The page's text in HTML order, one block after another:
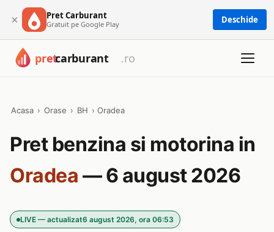
× Pret Carburant
Gratuit pe Google Play Deschide
Acasa › Orase › BH › Oradea
Pret benzina si motorina in
Oradea — 6 august 2026
LIVE — actualizat6 august 2026, ora 06:53